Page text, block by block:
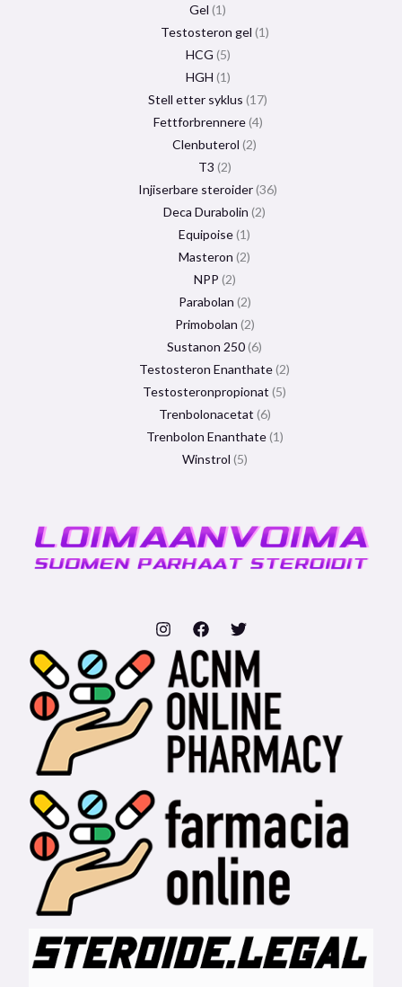
Gel 1
Testosteron gel 1
HCG 5
HGH 1
Stell etter syklus 17
Fettforbrennere 4
Clenbuterol 2
T3 2
Injiserbare steroider 36
Deca Durabolin 2
Equipoise 1
Masteron 2
NPP 2
Parabolan 2
Primobolan 2
Sustanon 250 6
Testosteron Enanthate 2
Testosteronpropionat 5
Trenbolonacetat 6
Trenbolon Enanthate 1
Winstrol 5